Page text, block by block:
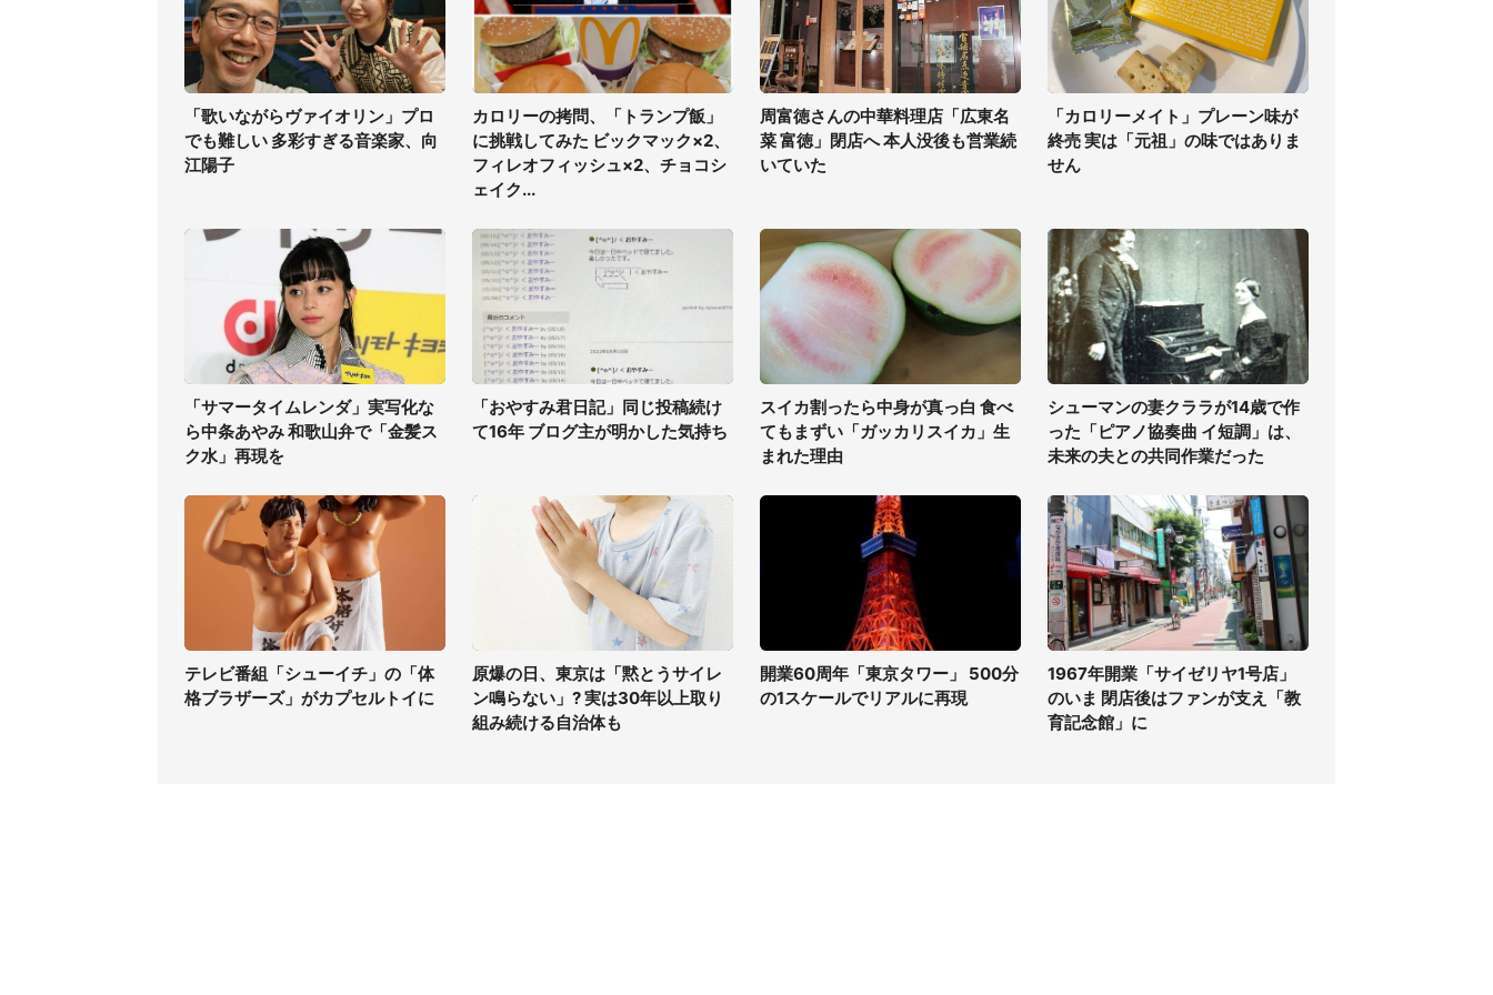
「歌いながらヴァイオリン」プロ
でも難しい 多彩すぎる音楽家、向
江陽子
カロリーの拷問、「トランプ飯」
に挑戦してみた ビックマック×2、
フィレオフィッシュ×2、チョコシ
ェイク...
周富徳さんの中華料理店「広東名
菜 富徳」閉店へ 本人没後も営業続
いていた
「カロリーメイト」プレーン味が
終売 実は「元祖」の味ではありま
せん
「サマータイムレンダ」実写化な
ら中条あやみ 和歌山弁で「金髪ス
ク水」再現を
「おやすみ君日記」同じ投稿続け
て16年 ブログ主が明かした気持ち
スイカ割ったら中身が真っ白 食べ
てもまずい「ガッカリスイカ」生
まれた理由
シューマンの妻クララが14歳で作
った「ピアノ協奏曲 イ短調」は、
未来の夫との共同作業だった
テレビ番組「シューイチ」の「体
格ブラザーズ」がカプセルトイに
原爆の日、東京は「黙とうサイレ
ン鳴らない」? 実は30年以上取り
組み続ける自治体も
開業60周年「東京タワー」 500分
の1スケールでリアルに再現
1967年開業「サイゼリヤ1号店」
のいま 閉店後はファンが支え「教
育記念館」に